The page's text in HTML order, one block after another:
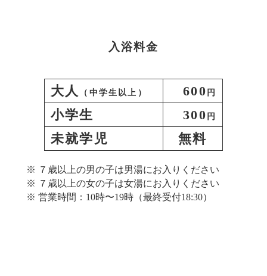
入浴料金
大人 （中学生以上） 600 円
小学生 300 円
未就学児 無料
７歳以上の男の子は男湯にお入りください
７歳以上の女の子は女湯にお入りください
営業時間：10時〜19時（最終受付18:30）